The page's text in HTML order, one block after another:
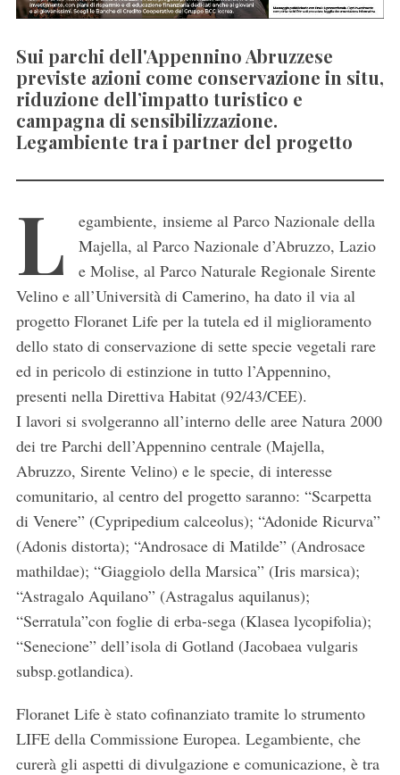
Sui parchi dell'Appennino Abruzzese
previste azioni come conservazione in situ,
riduzione dell’impatto turistico e
campagna di sensibilizzazione.
Legambiente tra i partner del progetto
L
egambiente, insieme al Parco Nazionale della
Majella, al Parco Nazionale d’Abruzzo, Lazio
e Molise, al Parco Naturale Regionale Sirente
Velino e all’Università di Camerino, ha dato il via al
progetto Floranet Life per la tutela ed il miglioramento
dello stato di conservazione di sette specie vegetali rare
ed in pericolo di estinzione in tutto l’Appennino,
presenti nella Direttiva Habitat (92/43/CEE).
I lavori si svolgeranno all’interno delle aree Natura 2000
dei tre Parchi dell’Appennino centrale (Majella,
Abruzzo, Sirente Velino) e le specie, di interesse
comunitario, al centro del progetto saranno: “Scarpetta
di Venere” (Cypripedium calceolus); “Adonide Ricurva”
(Adonis distorta); “Androsace di Matilde” (Androsace
mathildae); “Giaggiolo della Marsica” (Iris marsica);
“Astragalo Aquilano” (Astragalus aquilanus);
“Serratula”con foglie di erba-sega (Klasea lycopifolia);
“Senecione” dell’isola di Gotland (Jacobaea vulgaris
subsp.gotlandica).
Floranet Life è stato cofinanziato tramite lo strumento
LIFE della Commissione Europea. Legambiente, che
curerà gli aspetti di divulgazione e comunicazione, è tra